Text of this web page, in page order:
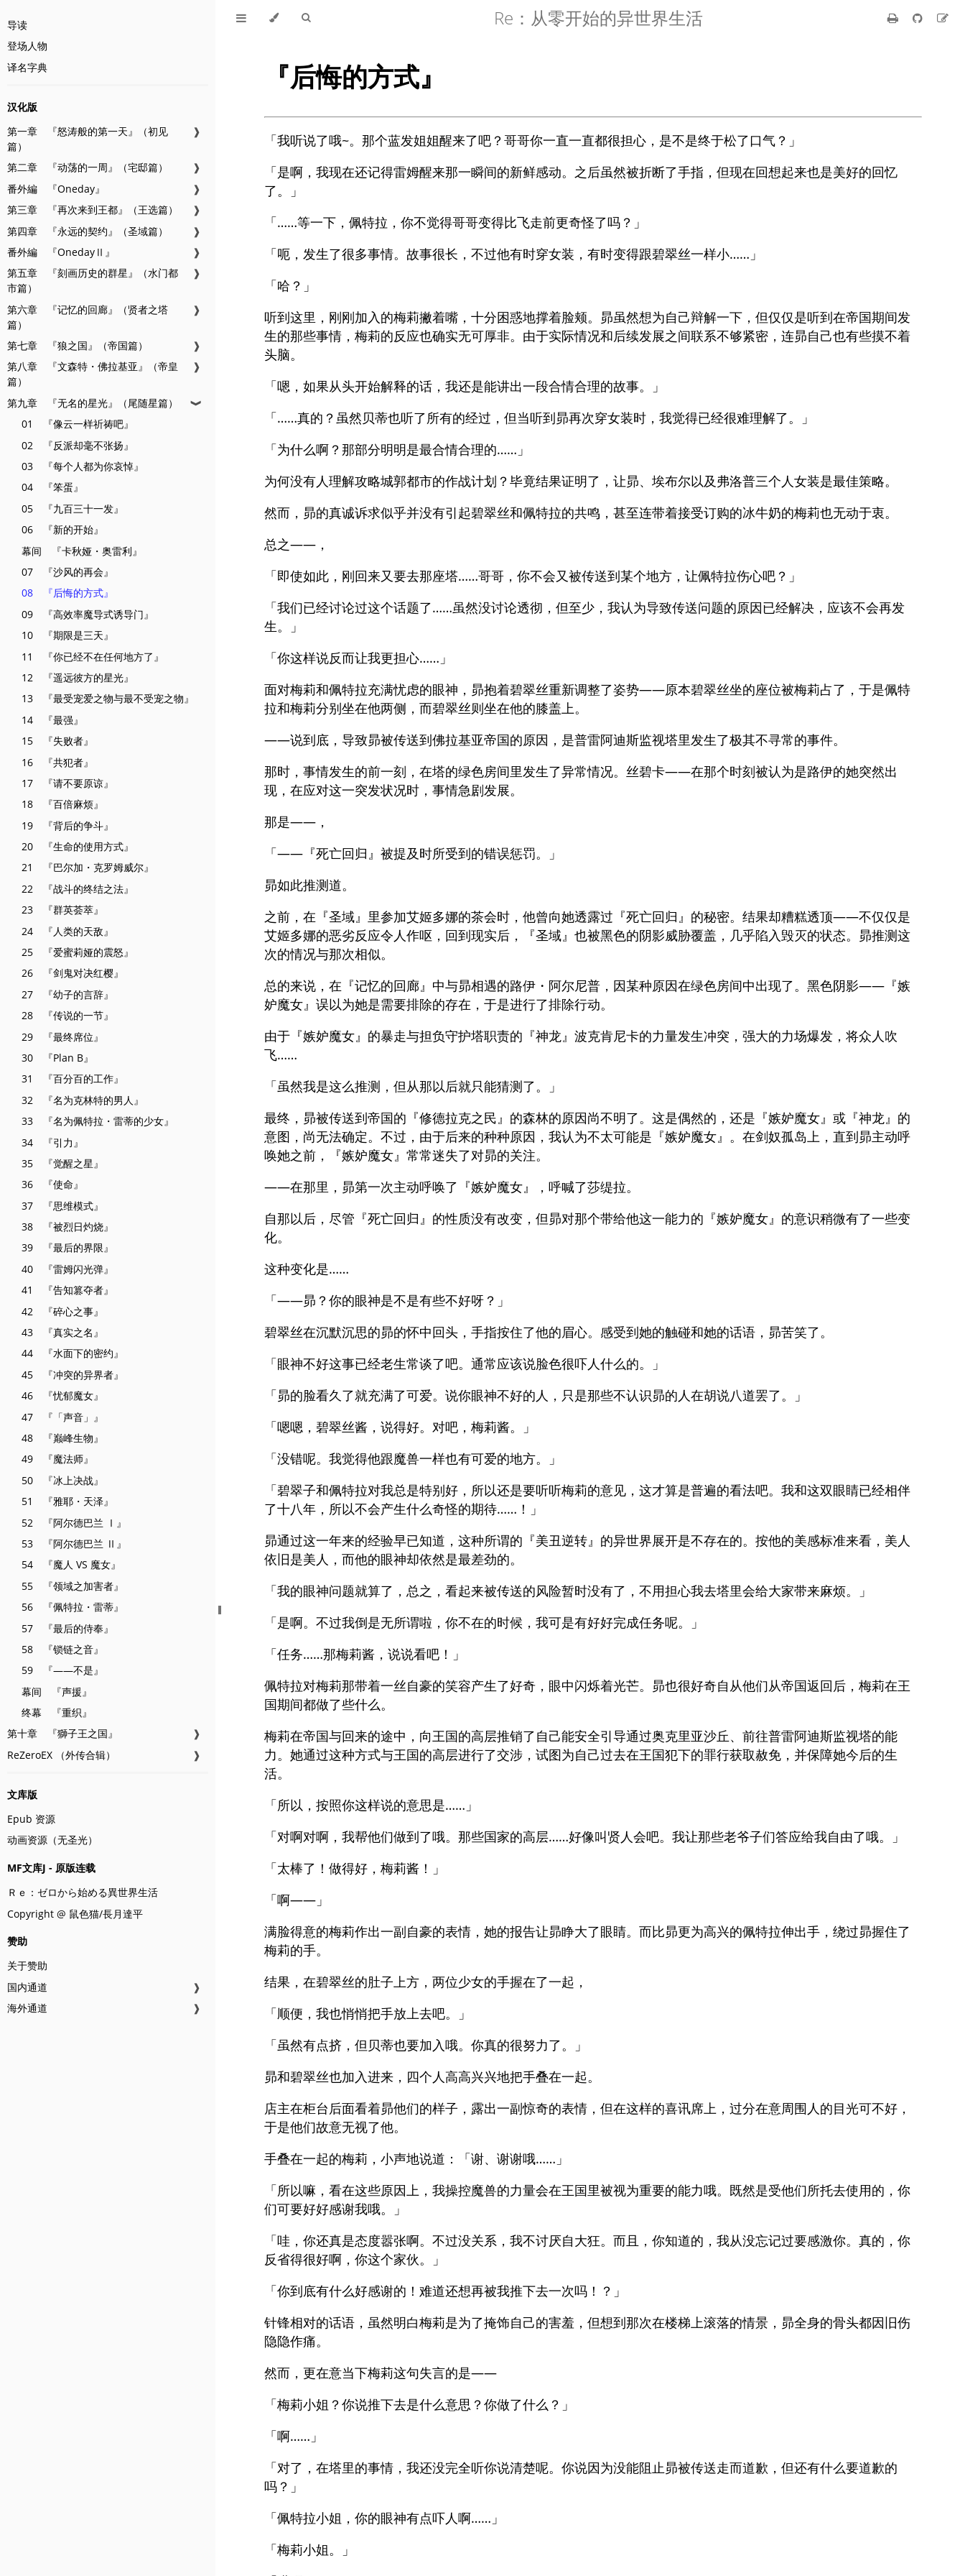
导读
登场人物
译名字典
汉化版
第一章 『怒涛般的第一天』（初见
篇）
❱
第二章 『动荡的一周』（宅邸篇）
❱
番外編 『Oneday』
❱
第三章 『再次来到王都』（王选篇）
❱
第四章 『永远的契约』（圣域篇）
❱
番外編 『OnedayⅡ』
❱
第五章 『刻画历史的群星』（水门都
市篇）
❱
第六章 『记忆的回廊』（贤者之塔
篇）
❱
第七章 『狼之国』（帝国篇）
❱
第八章 『文森特・佛拉基亚』（帝皇
篇）
❱
第九章 『无名的星光』（尾随星篇） ❱
01 『像云一样祈祷吧』
02 『反派却毫不张扬』
03 『每个人都为你哀悼』
04 『笨蛋』
05 『九百三十一发』
06 『新的开始』
幕间 『卡秋娅・奥雷利』
07 『沙风的再会』
08 『后悔的方式』
09 『高效率魔导式诱导门』
10 『期限是三天』
11 『你已经不在任何地方了』
12 『遥远彼方的星光』
13 『最受宠爱之物与最不受宠之物』
14 『最强』
15 『失败者』
16 『共犯者』
17 『请不要原谅』
18 『百倍麻烦』
19 『背后的争斗』
20 『生命的使用方式』
21 『巴尔加・克罗姆威尔』
22 『战斗的终结之法』
23 『群英荟萃』
24 『人类的天敌』
25 『爱蜜莉娅的震怒』
26 『剑鬼对决红樱』
27 『幼子的言辞』
28 『传说的一节』
29 『最终席位』
30 『Plan B』
31 『百分百的工作』
32 『名为克林特的男人』
33 『名为佩特拉・雷蒂的少女』
34 『引力』
35 『觉醒之星』
36 『使命』
37 『思维模式』
38 『被烈日灼烧』
39 『最后的界限』
40 『雷姆闪光弹』
41 『告知篡夺者』
42 『碎心之事』
43 『真实之名』
44 『水面下的密约』
45 『冲突的异界者』
46 『忧郁魔女』
47 『「声音」』
48 『巅峰生物』
49 『魔法师』
50 『冰上决战』
51 『雅耶・天泽』
52 『阿尔德巴兰 Ⅰ』
53 『阿尔德巴兰 Ⅱ』
54 『魔人 VS 魔女』
55 『领域之加害者』
56 『佩特拉・雷蒂』
57 『最后的侍奉』
58 『锁链之音』
59 『——不是』
幕间 『声援』
终幕 『重织』
第十章 『獅子王之国』
❱
ReZeroEX （外传合辑）
❱
文库版
Epub 资源
动画资源（无圣光）
MF文库J - 原版连载
Ｒｅ：ゼロから始める異世界生活
Copyright @ 鼠色猫/長月達平
赞助
关于赞助
国内通道
❱
海外通道
❱
Re：从零开始的异世界生活
『后悔的方式』
「我听说了哦~。那个蓝发姐姐醒来了吧？哥哥你一直一直都很担心，是不是终于松了口气？」
「是啊，我现在还记得雷姆醒来那一瞬间的新鲜感动。之后虽然被折断了手指，但现在回想起来也是美好的回忆
了。」
「……等一下，佩特拉，你不觉得哥哥变得比飞走前更奇怪了吗？」
「呃，发生了很多事情。故事很长，不过他有时穿女装，有时变得跟碧翠丝一样小……」
「哈？」
听到这里，刚刚加入的梅莉撇着嘴，十分困惑地撑着脸颊。昴虽然想为自己辩解一下，但仅仅是听到在帝国期间发
生的那些事情，梅莉的反应也确实无可厚非。由于实际情况和后续发展之间联系不够紧密，连昴自己也有些摸不着
头脑。
「嗯，如果从头开始解释的话，我还是能讲出一段合情合理的故事。」
「……真的？虽然贝蒂也听了所有的经过，但当听到昴再次穿女装时，我觉得已经很难理解了。」
「为什么啊？那部分明明是最合情合理的……」
为何没有人理解攻略城郭都市的作战计划？毕竟结果证明了，让昴、埃布尔以及弗洛普三个人女装是最佳策略。
然而，昴的真诚诉求似乎并没有引起碧翠丝和佩特拉的共鸣，甚至连带着接受订购的冰牛奶的梅莉也无动于衷。
总之——，
「即使如此，刚回来又要去那座塔……哥哥，你不会又被传送到某个地方，让佩特拉伤心吧？」
「我们已经讨论过这个话题了……虽然没讨论透彻，但至少，我认为导致传送问题的原因已经解决，应该不会再发
生。」
「你这样说反而让我更担心……」
面对梅莉和佩特拉充满忧虑的眼神，昴抱着碧翠丝重新调整了姿势——原本碧翠丝坐的座位被梅莉占了，于是佩特
拉和梅莉分别坐在他两侧，而碧翠丝则坐在他的膝盖上。
——说到底，导致昴被传送到佛拉基亚帝国的原因，是普雷阿迪斯监视塔里发生了极其不寻常的事件。
那时，事情发生的前一刻，在塔的绿色房间里发生了异常情况。丝碧卡——在那个时刻被认为是路伊的她突然出
现，在应对这一突发状况时，事情急剧发展。
那是——，
「——『死亡回归』被提及时所受到的错误惩罚。」
昴如此推测道。
之前，在『圣域』里参加艾姬多娜的茶会时，他曾向她透露过『死亡回归』的秘密。结果却糟糕透顶——不仅仅是
艾姬多娜的恶劣反应令人作呕，回到现实后，『圣域』也被黑色的阴影威胁覆盖，几乎陷入毁灭的状态。昴推测这
次的情况与那次相似。
总的来说，在『记忆的回廊』中与昴相遇的路伊・阿尔尼普，因某种原因在绿色房间中出现了。黑色阴影——『嫉
妒魔女』误以为她是需要排除的存在，于是进行了排除行动。
由于『嫉妒魔女』的暴走与担负守护塔职责的『神龙』波克肯尼卡的力量发生冲突，强大的力场爆发，将众人吹
飞……
「虽然我是这么推测，但从那以后就只能猜测了。」
最终，昴被传送到帝国的『修德拉克之民』的森林的原因尚不明了。这是偶然的，还是『嫉妒魔女』或『神龙』的
意图，尚无法确定。不过，由于后来的种种原因，我认为不太可能是『嫉妒魔女』。在剑奴孤岛上，直到昴主动呼
唤她之前，『嫉妒魔女』常常迷失了对昴的关注。
——在那里，昴第一次主动呼唤了『嫉妒魔女』，呼喊了莎缇拉。
自那以后，尽管『死亡回归』的性质没有改变，但昴对那个带给他这一能力的『嫉妒魔女』的意识稍微有了一些变
化。
这种变化是……
「——昴？你的眼神是不是有些不好呀？」
碧翠丝在沉默沉思的昴的怀中回头，手指按住了他的眉心。感受到她的触碰和她的话语，昴苦笑了。
「眼神不好这事已经老生常谈了吧。通常应该说脸色很吓人什么的。」
「昴的脸看久了就充满了可爱。说你眼神不好的人，只是那些不认识昴的人在胡说八道罢了。」
「嗯嗯，碧翠丝酱，说得好。对吧，梅莉酱。」
「没错呢。我觉得他跟魔兽一样也有可爱的地方。」
「碧翠子和佩特拉对我总是特别好，所以还是要听听梅莉的意见，这才算是普遍的看法吧。我和这双眼睛已经相伴
了十八年，所以不会产生什么奇怪的期待……！」
昴通过这一年来的经验早已知道，这种所谓的『美丑逆转』的异世界展开是不存在的。按他的美感标准来看，美人
依旧是美人，而他的眼神却依然是最差劲的。
「我的眼神问题就算了，总之，看起来被传送的风险暂时没有了，不用担心我去塔里会给大家带来麻烦。」
「是啊。不过我倒是无所谓啦，你不在的时候，我可是有好好完成任务呢。」
「任务……那梅莉酱，说说看吧！」
佩特拉对梅莉那带着一丝自豪的笑容产生了好奇，眼中闪烁着光芒。昴也很好奇自从他们从帝国返回后，梅莉在王
国期间都做了些什么。
梅莉在帝国与回来的途中，向王国的高层推销了自己能安全引导通过奥克里亚沙丘、前往普雷阿迪斯监视塔的能
力。她通过这种方式与王国的高层进行了交涉，试图为自己过去在王国犯下的罪行获取赦免，并保障她今后的生
活。
「所以，按照你这样说的意思是……」
「对啊对啊，我帮他们做到了哦。那些国家的高层……好像叫贤人会吧。我让那些老爷子们答应给我自由了哦。」
「太棒了！做得好，梅莉酱！」
「啊——」
满脸得意的梅莉作出一副自豪的表情，她的报告让昴睁大了眼睛。而比昴更为高兴的佩特拉伸出手，绕过昴握住了
梅莉的手。
结果，在碧翠丝的肚子上方，两位少女的手握在了一起，
「顺便，我也悄悄把手放上去吧。」
「虽然有点挤，但贝蒂也要加入哦。你真的很努力了。」
昴和碧翠丝也加入进来，四个人高高兴兴地把手叠在一起。
店主在柜台后面看着昴他们的样子，露出一副惊奇的表情，但在这样的喜讯席上，过分在意周围人的目光可不好，
于是他们故意无视了他。
手叠在一起的梅莉，小声地说道：「谢、谢谢哦……」
「所以嘛，看在这些原因上，我操控魔兽的力量会在王国里被视为重要的能力哦。既然是受他们所托去使用的，你
们可要好好感谢我哦。」
「哇，你还真是态度嚣张啊。不过没关系，我不讨厌自大狂。而且，你知道的，我从没忘记过要感激你。真的，你
反省得很好啊，你这个家伙。」
「你到底有什么好感谢的！难道还想再被我推下去一次吗！？」
针锋相对的话语，虽然明白梅莉是为了掩饰自己的害羞，但想到那次在楼梯上滚落的情景，昴全身的骨头都因旧伤
隐隐作痛。
然而，更在意当下梅莉这句失言的是——
「梅莉小姐？你说推下去是什么意思？你做了什么？」
「啊……」
「对了，在塔里的事情，我还没完全听你说清楚呢。你说因为没能阻止昴被传送走而道歉，但还有什么要道歉的
吗？」
「佩特拉小姐，你的眼神有点吓人啊……」
「梅莉小姐。」